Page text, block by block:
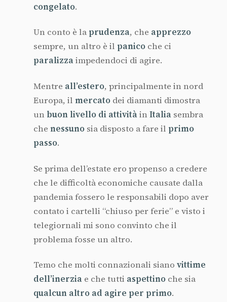
congelato.
Un conto è la prudenza, che apprezzo
sempre, un altro è il panico che ci
paralizzaimpedendoci di agire.
Mentre all’estero, principalmente in nord
Europa, il mercato dei diamanti dimostra
un buon livello di attivitàinItalia sembra
che nessuno sia disposto a fare il primo
passo.
Se prima dell’estate ero propenso a credere
che le difficoltà economiche causate dalla
pandemia fossero le responsabili dopo aver
contato i cartelli “chiuso per ferie” e visto i
telegiornali mi sono convinto che il
problema fosse un altro.
Temo che molti connazionali siano vittime
dell’inerziae che tutti aspettino che sia
qualcun altro ad agire per primo.